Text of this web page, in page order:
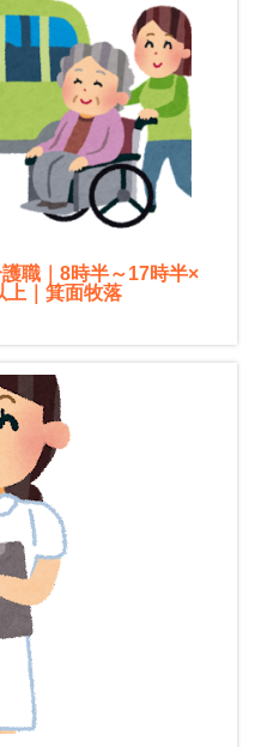
職｜8時半～17時半×
上｜箕面牧落